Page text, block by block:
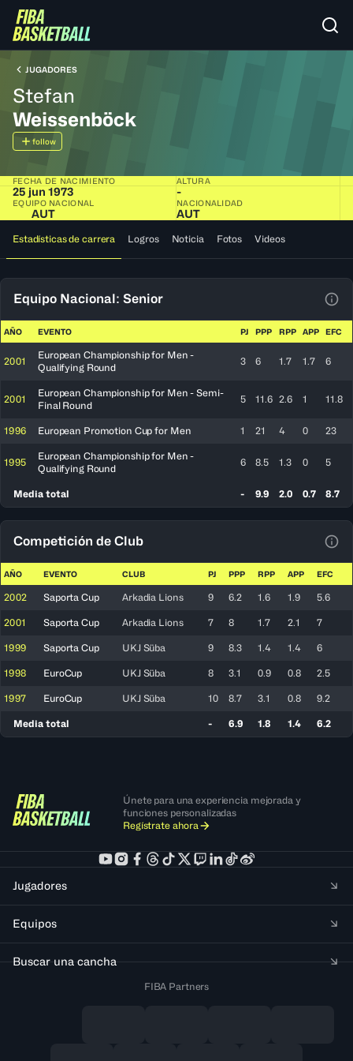
JUGADORES
Stefan
Weissenböck
follow
FECHA DE NACIMIENTO
25 jun 1973
ALTURA
-
EQUIPO NACIONAL
AUT
NACIONALIDAD
AUT
Estadísticas de carrera Logros Noticia Fotos Videos
Equipo Nacional: Senior
AÑO EVENTO PJ PPP RPP APP EFC
2001
European Championship for Men -
Qualifying Round
3 6 1.7 1.7 6
2001
European Championship for Men - Semi-
Final Round
5 11.6 2.6 1 11.8
1996 European Promotion Cup for Men 1 21 4 0 23
1995
European Championship for Men -
Qualifying Round
6 8.5 1.3 0 5
Media total - 9.9 2.0 0.7 8.7
Competición de Club
AÑO EVENTO CLUB PJ PPP RPP APP EFC
2002 Saporta Cup Arkadia Lions 9 6.2 1.6 1.9 5.6
2001 Saporta Cup Arkadia Lions 7 8 1.7 2.1 7
1999 Saporta Cup UKJ Süba 9 8.3 1.4 1.4 6
1998 EuroCup UKJ Süba 8 3.1 0.9 0.8 2.5
1997 EuroCup UKJ Süba 10 8.7 3.1 0.8 9.2
Media total - 6.9 1.8 1.4 6.2
Únete para una experiencia mejorada y
funciones personalizadas
Regístrate ahora
Jugadores
Equipos
Buscar una cancha
FIBA Partners